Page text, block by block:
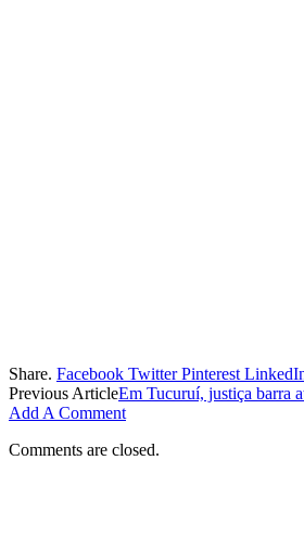
Share. Facebook Twitter Pinterest
Previous ArticleEm Tucuruí, justiça barra
Add A Comment
Comments are closed.